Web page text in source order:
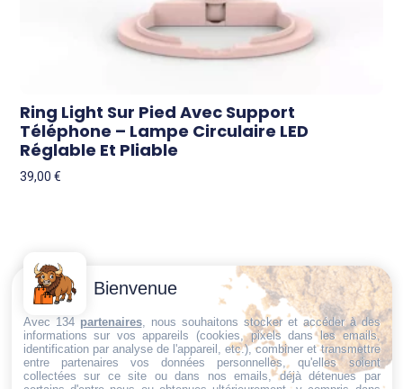
Ring Light Sur Pied Avec Support
Téléphone – Lampe Circulaire LED
Réglable Et Pliable
39,00€
Trouvez ce qu'il vous faut,
au bon endroit
Conditions
générales
de vente
Politique de
cookies
Contactez-
Nous
Email:
dt@sasbms.fr
Bienvenue
Avec 134 partenaires, nous souhaitons stocker et accéder à des
informations sur vos appareils (cookies, pixels dans les emails,
identification par analyse de l'appareil, etc.), combiner et transmettre
entre partenaires vos données personnelles, qu'elles soient
collectées sur ce site ou dans nos emails, déjà détenues par